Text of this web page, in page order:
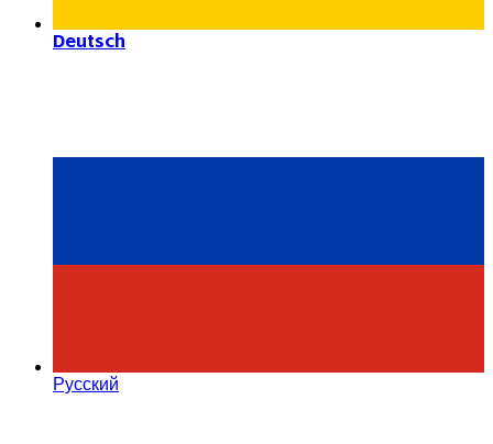
Deutsch
Русский